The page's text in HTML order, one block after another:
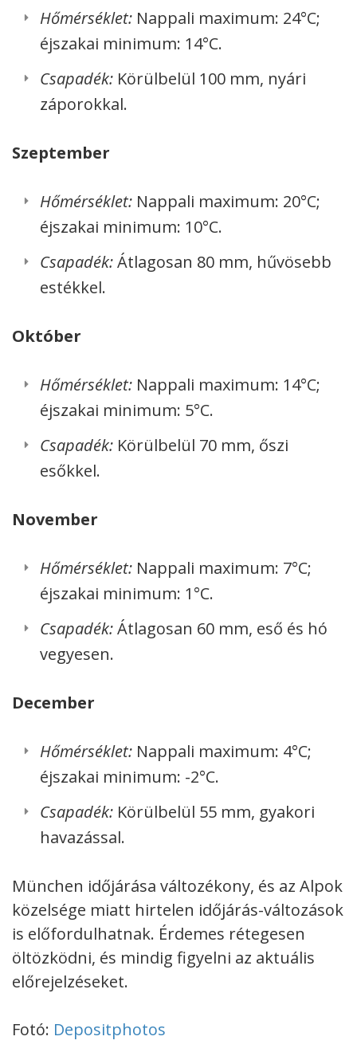
Hőmérséklet: Nappali maximum: 24°C;
éjszakai minimum: 14°C.
Csapadék: Körülbelül 100 mm, nyári
záporokkal.
Szeptember
Hőmérséklet: Nappali maximum: 20°C;
éjszakai minimum: 10°C.
Csapadék:Átlagosan 80 mm, hűvösebb
estékkel.
Október
Hőmérséklet: Nappali maximum: 14°C;
éjszakai minimum: 5°C.
Csapadék: Körülbelül 70 mm, őszi
esőkkel.
November
Hőmérséklet: Nappali maximum: 7°C;
éjszakai minimum: 1°C.
Csapadék:Átlagosan 60 mm, eső és hó
vegyesen.
December
Hőmérséklet: Nappali maximum: 4°C;
éjszakai minimum: -2°C.
Csapadék: Körülbelül 55 mm, gyakori
havazással.
München időjárása változékony, és az Alpok
közelsége miatt hirtelen időjárás-változások
is előfordulhatnak. Érdemes rétegesen
öltözködni, és mindig figyelni az aktuális
előrejelzéseket.
Fotó: Depositphotos